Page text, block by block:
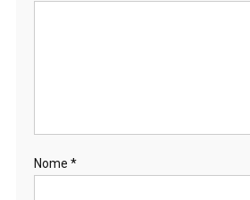
Nome *